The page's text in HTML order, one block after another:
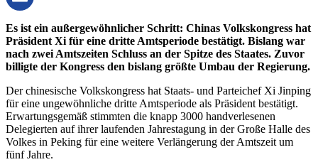
Email
Es ist ein außergewöhnlicher Schritt: Chinas Volkskongress hat
Präsident Xi für eine dritte Amtsperiode bestätigt. Bislang war
nach zwei Amtszeiten Schluss an der Spitze des Staates. Zuvor
billigte der Kongress den bislang größte Umbau der Regierung.
Der chinesische Volkskongress hat Staats- und Parteichef Xi Jinping
für eine ungewöhnliche dritte Amtsperiode als Präsident bestätigt.
Erwartungsgemäß stimmten die knapp 3000 handverlesenen
Delegierten auf ihrer laufenden Jahrestagung in der Große Halle des
Volkes in Peking für eine weitere Verlängerung der Amtszeit um
fünf Jahre.